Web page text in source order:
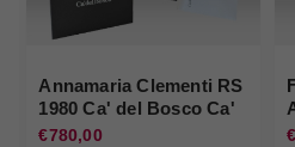
Annamaria Clementi RS
1980 Ca' del Bosco Ca'
del Bosco
€780,00